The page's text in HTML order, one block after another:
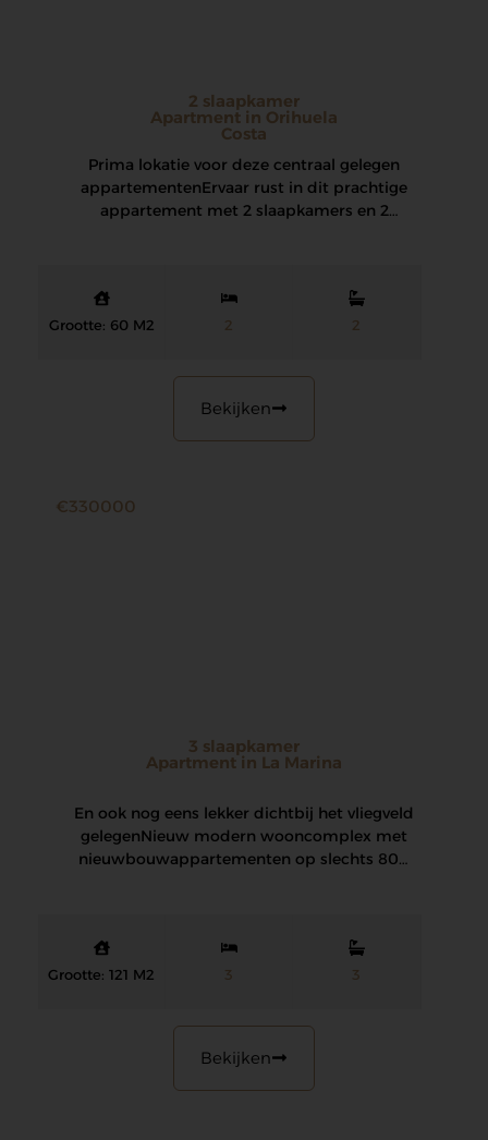
2 slaapkamer
Apartment in Orihuela
Costa
Prima lokatie voor deze centraal gelegen
appartementen Ervaar rust in dit prachtige
appartement met 2 slaapkamers en 2
Grootte: 60 M2 2 2
Bekijken
€330000
3 slaapkamer
Apartment in La Marina
En ook nog eens lekker dichtbij het vliegveld
gelegen Nieuw modern wooncomplex met
nieuwbouwappartementen op slechts 800
Grootte: 121 M2 3 3
Bekijken